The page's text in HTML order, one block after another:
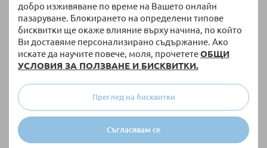
добро изживяване по време на Вашето онлайн
пазаруване. Блокирането на определени типове
бисквитки ще окаже влияние върху начина, по който
Ви доставяме персонализирано съдържание. Ако
искате да научите повече, моля, прочететеОБЩИ
УСЛОВИЯ ЗА ПОЛЗВАНЕ И БИСКВИТКИ.
Съгласявам се
Преглед на бисквитки
НАЛИЧНО
Ръчна помпа за кърма Medela
Harmony Двуфазна
48,06 €/94,00 лв.
НАЛИЧНО
Медальон за бременни Бола
Eudora 20 мм мексикански
мотиви червен
22,50 €/44,01 лв.